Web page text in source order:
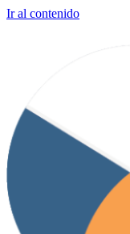
Ir al contenido